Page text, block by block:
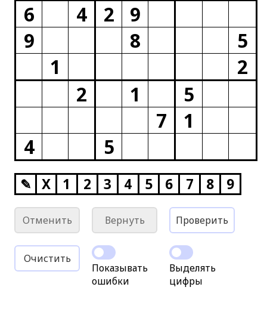
6
4 2
9
9
8
5
1
2
2
1
5
7
1
4
5
✎ X 1 2 3 4 5 6 7 8 9
Отменить Вернуть Проверить
Очистить
Показывать
ошибки
Выделять
цифры